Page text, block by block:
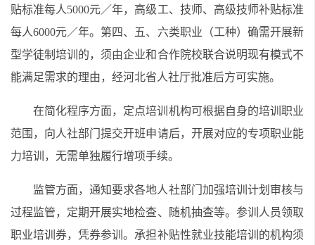
贴标准每人5000元／年，高级工、技师、高级技师补贴标准
每人6000元／年。第四、五、六类职业（工种）确需开展新
型学徒制培训的，须由企业和合作院校联合说明现有模式不
能满足需求的理由，经河北省人社厅批准后方可实施。
在简化程序方面，定点培训机构可根据自身的培训职业
范围，向人社部门提交开班申请后，开展对应的专项职业能
力培训，无需单独履行增项手续。
监管方面，通知要求各地人社部门加强培训计划审核与
过程监管，定期开展实地检查、随机抽查等。参训人员领取
职业培训券，凭券参训。承担补贴性就业技能培训的机构须